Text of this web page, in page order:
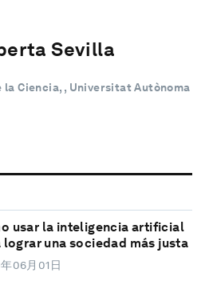
Sevilla
Ciencia, , Universitat Autònoma
usar la inteligencia artificial
lograr una sociedad más justa
06月01日